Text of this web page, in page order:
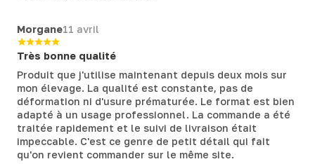
Morgane11 avril
Très bonne qualité
Produit que j'utilise maintenant depuis deux mois sur
mon élevage. La qualité est constante, pas de
déformation ni d'usure prématurée. Le format est bien
adapté à un usage professionnel. La commande a été
traitée rapidement et le suivi de livraison était
impeccable. C'est ce genre de petit détail qui fait
qu'on revient commander sur le même site.